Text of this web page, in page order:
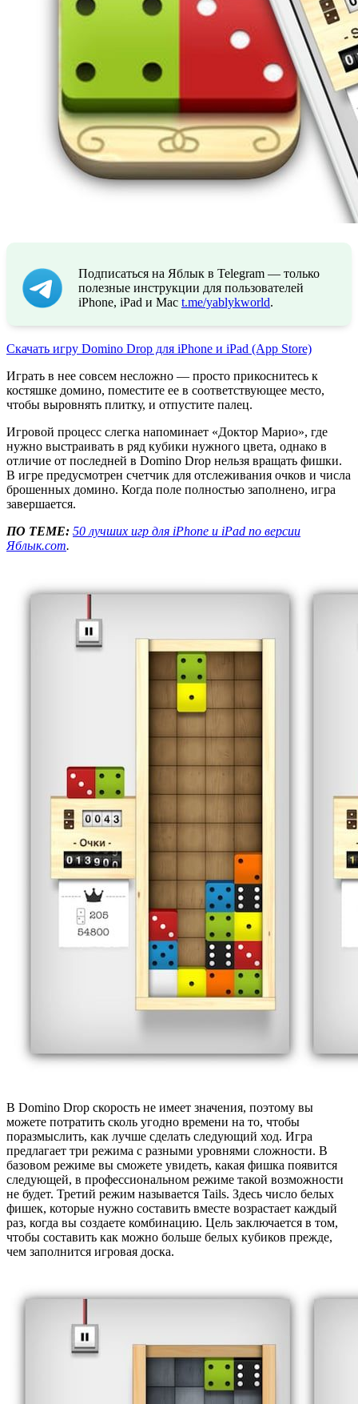
Подписаться на Яблык в Telegram — только
полезные инструкции для пользователей
iPhone, iPad и Mac t.me/yablykworld.
Скачать игру Domino Drop для iPhone и iPad (App Store)
Играть в нее совсем несложно — просто прикоснитесь к
костяшке домино, поместите ее в соответствующее место,
чтобы выровнять плитку, и отпустите палец.
Игровой процесс слегка напоминает «Доктор Марио», где
нужно выстраивать в ряд кубики нужного цвета, однако в
отличие от последней в Domino Drop нельзя вращать фишки.
В игре предусмотрен счетчик для отслеживания очков и числа
брошенных домино. Когда поле полностью заполнено, игра
завершается.
ПО ТЕМЕ: 50 лучших игр для iPhone и iPad по версии
Яблык.com.
В Domino Drop скорость не имеет значения, поэтому вы
можете потратить сколь угодно времени на то, чтобы
поразмыслить, как лучше сделать следующий ход. Игра
предлагает три режима с разными уровнями сложности. В
базовом режиме вы сможете увидеть, какая фишка появится
следующей, в профессиональном режиме такой возможности
не будет. Третий режим называется Tails. Здесь число белых
фишек, которые нужно составить вместе возрастает каждый
раз, когда вы создаете комбинацию. Цель заключается в том,
чтобы составить как можно больше белых кубиков прежде,
чем заполнится игровая доска.